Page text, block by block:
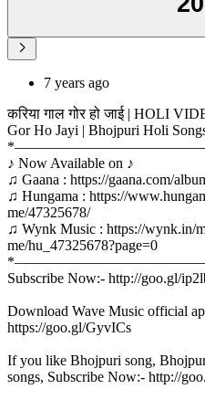
7 years ago
करिया गाल गोर हो जाई | HOLI
Gor Ho Jayi | Bhojpuri Holi
♪ Now Available on ♪
♫ Gaana : https://gaana.com/
♫ Hungama : https://
me/47325678/
♫ Wynk Music : https://wynk.in/
me/hu_47325678?page=0
Subscribe Now:- http://goo.gl/
Download Wave Music official
https://goo.gl/GyvICs
If you like Bhojpuri song,
songs, Subscribe Now:- http://